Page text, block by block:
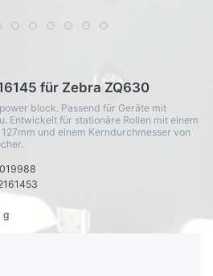
für Zebra ZQ630
block. Passend für Geräte mit
Entwickelt für stationäre Rollen mit einem
und einem Kerndurchmesser von
g